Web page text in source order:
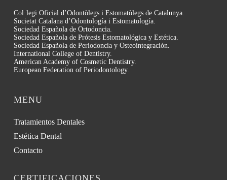
Col·legi Oficial d’Odontòlegs i Estomatòlegs de Catalunya.
Societat Catalana d’Odontología i Estomatología.
Sociedad Española de Ortodoncia.
Sociedad Española de Prótesis Estomatológica y Estética.
Sociedad Española de Periodoncia y Osteointegración.
International College of Dentistry.
American Academy of Cosmetic Dentistry.
European Federation of Periodontology.
MENU
Tratamientos Dentales
Estética Dental
Contacto
CERTIFICACIONES